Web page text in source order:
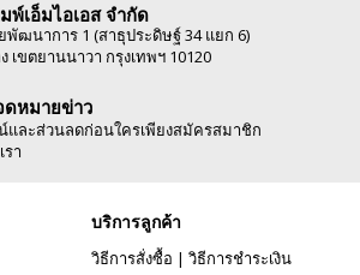
เอ็มไอเอส จำกัด
พัฒนาการ 1 (สาธุประดิษฐ์ 34 แยก 6)
เขตยานนาวา กรุงเทพฯ 10120
หมายข่าว
และส่วนลดก่อนใครเพียงสมัครสมาชิก
า
บริการลูกค้า
วิธีการสั่งซื้อ | วิธีการชำระเงิน